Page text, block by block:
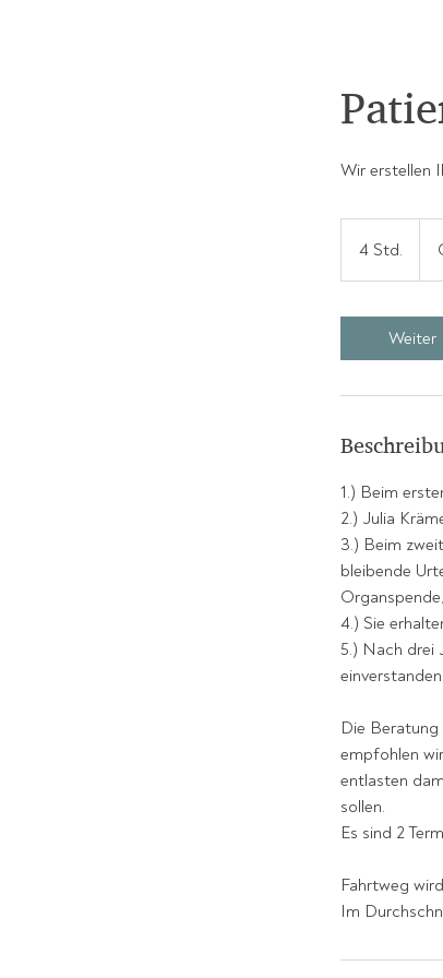
Wir erstellen
4 Std.
S
d
.
Weiter
1.) Beim
2.) Julia
3.) Beim
bleibende
4.) Sie
5.) Nach drei
Die
empfohlen
entlasten
sollen.
Es sind 2
Fahrtweg